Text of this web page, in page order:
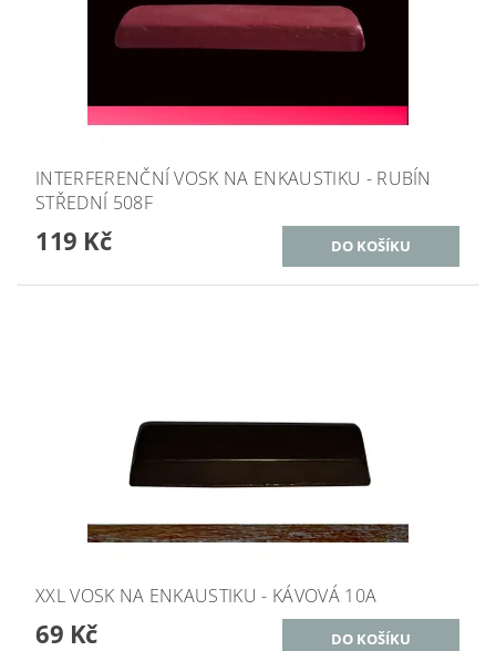
INTERFERENČNÍ VOSK NA ENKAUSTIKU - RUBÍN
STŘEDNÍ 508F
119 Kč
XXL VOSK NA ENKAUSTIKU - KÁVOVÁ 10A
69 Kč